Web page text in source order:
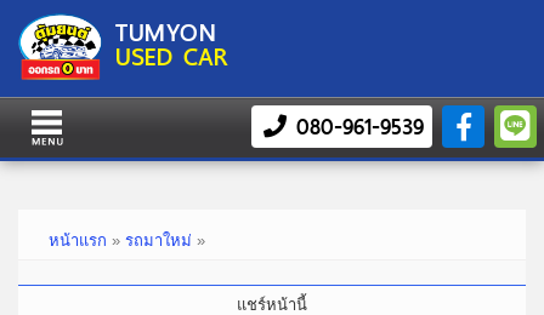
TUMYON
USED CAR
080-961-9539
หน้าแรก » รถมาใหม่ »
แชร์หน้านี้